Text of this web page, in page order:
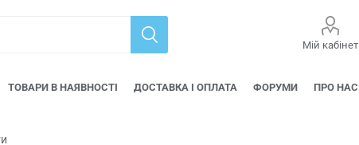
Мій кабінет
ТОВАРИ В НАЯВНОСТІ ДОСТАВКА І ОПЛАТА ФОРУМИ ПРО НАС